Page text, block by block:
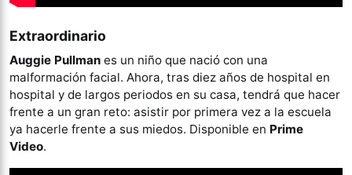
Extraordinario
Auggie Pullman es un niño que nació con una
malformación facial. Ahora, tras diez años de hospital en
hospital y de largos periodos en su casa, tendrá que hacer
frente a un gran reto: asistir por primera vez a la escuela
ya hacerle frente a sus miedos. Disponible en Prime
Video.